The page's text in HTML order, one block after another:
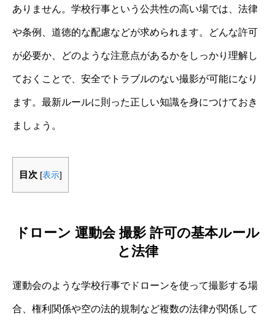
ありません。学校行事という公共性の高い場では、法律
や条例、道徳的な配慮などが求められます。どんな許可
が必要か、どのような注意点があるかをしっかり理解し
ておくことで、安全でトラブルのない撮影が可能になり
ます。最新ルールに則った正しい知識を身につけておき
ましょう。
目次 [表示]
ドローン 運動会 撮影 許可の基本ルール
と法律
運動会のような学校行事でドローンを使って撮影する場
合、権利関係や空の法的規制など複数の法律が関係して